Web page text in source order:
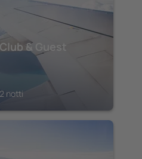
& Guest
notti